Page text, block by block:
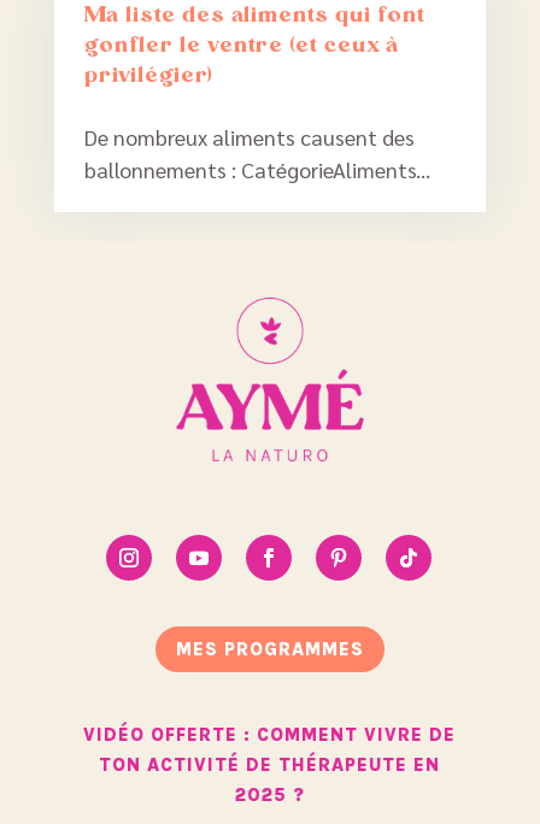
Ma liste des aliments qui font
gonfler le ventre (et ceux à
privilégier)
De nombreux aliments causent des
ballonnements : CatégorieAliments...
MES PROGRAMMES
VIDÉO OFFERTE : COMMENT VIVRE DE
TON ACTIVITÉ DE THÉRAPEUTE EN
2025 ?